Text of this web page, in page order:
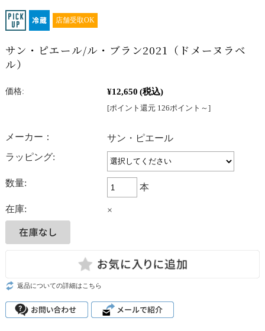
店舗受取OK
サン・ピエール/ル・ブラン2021（ドメーヌラベ
ル）
価格: ¥12,650 (税込)
[ポイント還元 126ポイント～]
メーカー：
サン・ピエール
ラッピング:
数量: 本
在庫: ×
返品についての詳細はこちら